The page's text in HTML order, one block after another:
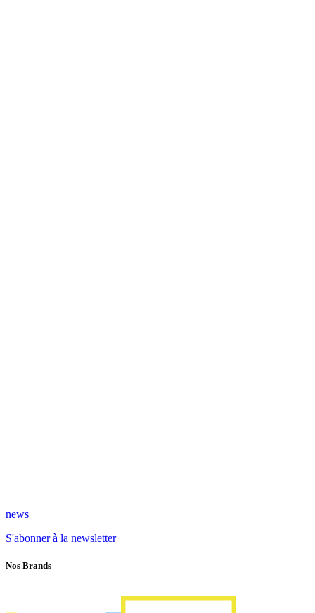
news
S'abonner à la newsletter
Nos Brands